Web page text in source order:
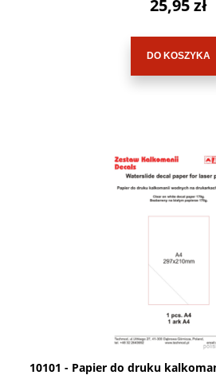
25,95 zł
DO KOSZYKA
10101 - Papier do druku